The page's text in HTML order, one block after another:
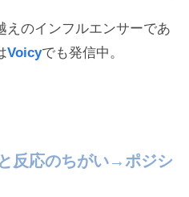
えのインフルエンサーであ
Voicyでも発信中。
反応のちがい→ポジシ